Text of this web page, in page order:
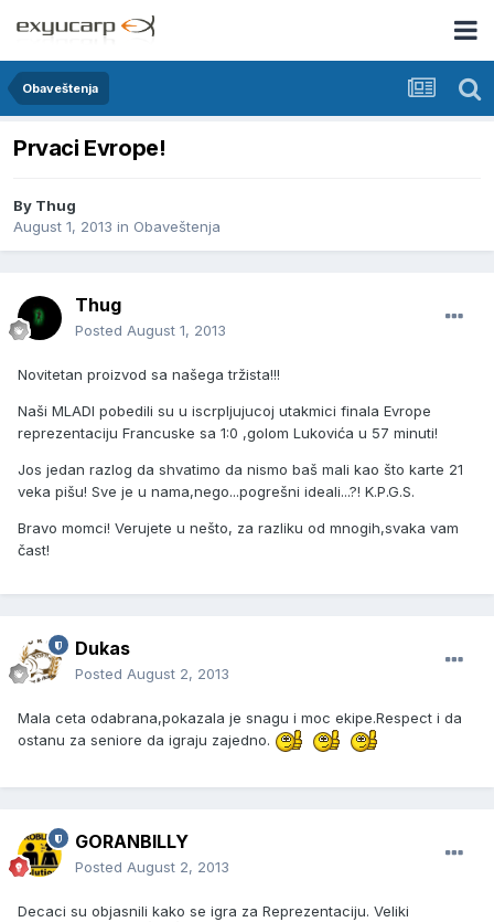
Obaveštenja
Prvaci Evrope!
By Thug
August 1, 2013 in Obaveštenja
Thug
Posted August 1, 2013
Novitetan proizvod sa našega tržista!!!
Naši MLADI pobedili su u iscrpljujucoj utakmici finala Evrope
reprezentaciju Francuske sa 1:0 ,golom Lukovića u 57 minuti!
Jos jedan razlog da shvatimo da nismo baš mali kao što karte 21
veka pišu! Sve je u nama,nego...pogrešni ideali...?! K.P.G.S.
Bravo momci! Verujete u nešto, za razliku od mnogih,svaka vam
čast!
Dukas
Posted August 2, 2013
Mala ceta odabrana,pokazala je snagu i moc ekipe.Respect i da
ostanu za seniore da igraju zajedno.
GORANBILLY
Posted August 2, 2013
Decaci su objasnili kako se igra za Reprezentaciju. Veliki